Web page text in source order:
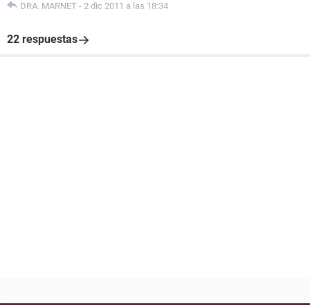
DRA. MARNET - 2 dic 2011 a las 18:34
22 respuestas